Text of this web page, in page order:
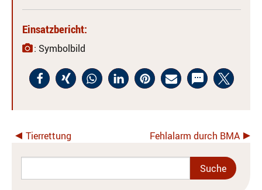
Einsatzbericht:
: Symbolbild
Tierrettung Fehlalarm durch BMA